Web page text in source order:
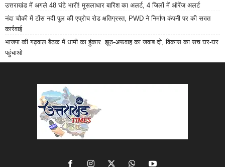
उत्तराखंड में अगले 48 घंटे भारी! मूसलाधार बारिश का अलर्ट, 4 जिलों में ऑरेंज अलर्ट
नंदा चौकी में टोंस नदी पुल की एप्रोच रोड क्षतिग्रस्त, PWD ने निर्माण कंपनी पर की सख्त
कार्रवाई
भाजपा की गढ़वाल बैठक में धामी का हुंकार: झूठ-अफवाह का जवाब दो, विकास का सच घर-घर
पहुंचाओ